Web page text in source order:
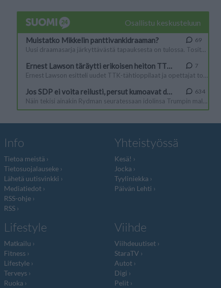
Info
Tietoa meistä
Tietosuojalauseke
Lähetä uutisvinkki
Mediatiedot
RSS-ohje
RSS
Yhteistyössä
Kesä!
Jocka
Tyyliniekka
Päivän Lehti
Lifestyle
Matkailu
Fitness
Lifestyle
Terveys
Ruoka
Viihde
Viihdeuutiset
StaraTV
Autot
Digi
Pelit